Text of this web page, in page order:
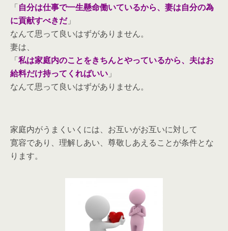
「自分は仕事で一生懸命働いているから、妻は自分の為
に貢献すべきだ」
なんて思って良いはずがありません。
妻は、
「私は家庭内のことをきちんとやっているから、夫はお
給料だけ持ってくればいい 」
なんて思って良いはずがありません。
家庭内がうまくいくには、お互いがお互いに対して
寛容であり、理解しあい、尊敬しあえることが条件とな
ります。